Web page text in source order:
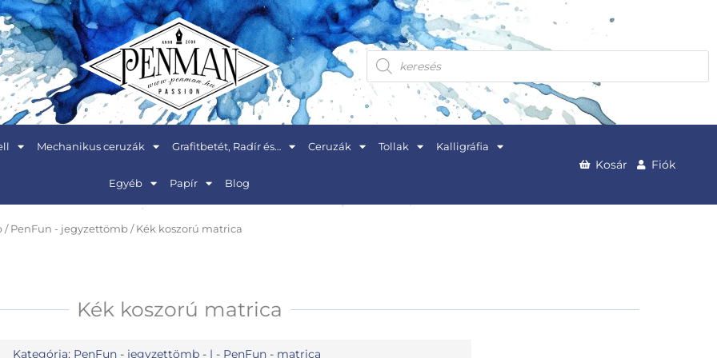
Products
search
Mechanikus ceruzák Grafitbetét, Radír és… Ceruzák Tollak Kalligráfia
Egyéb Papír Blog
Kosár Fiók
/ PenFun - jegyzettömb / Kék koszorú matrica
Kék koszorú matrica
Kategória: PenFun - jegyzettömb - | - PenFun - matrica